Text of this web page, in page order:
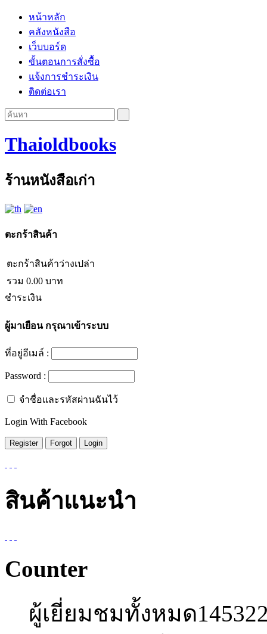
หน้าหลัก
คลังหนังสือ
เว็บบอร์ด
ขั้นตอนการสั่งซื้อ
แจ้งการชำระเงิน
ติดต่อเรา
Thaioldbooks
ร้านหนังสือเก่า
ตะกร้าสินค้า
ตะกร้าสินค้าว่างเปล่า
รวม 0.00 บาท
ชำระเงิน
ผู้มาเยือนกรุณาเข้าระบบ
ที่อยู่อีเมล์ :
Password :
จำชื่อและรหัสผ่านฉันไว้
Login With Facebook
สินค้าแนะนำ
Counter
ผู้เยี่ยมชมทั้งหมด